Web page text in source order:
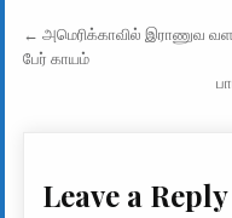
Post
← அமெரிக்காவில் இராணுவ
பேர் காயம்
Leave a Reply